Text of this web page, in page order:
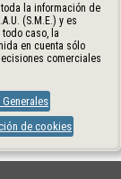
la información de
(S.M.E.) y es
todo caso, la
en cuenta sólo
comerciales
de cookies